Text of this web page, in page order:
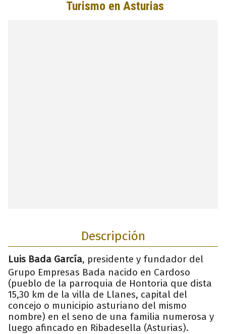
Descripción
Luis Bada García, presidente y fundador del
Grupo Empresas Bada nacido en Cardoso
(pueblo de la parroquia de Hontoria que dista
15,30 km de la villa de Llanes, capital del
concejo o municipio asturiano del mismo
nombre) en el seno de una familia numerosa y
luego afincado en Ribadesella (Asturias).